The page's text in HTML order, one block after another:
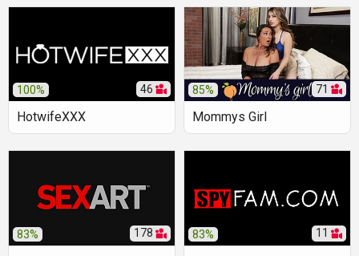
100% 46
HotwifeXXX
85% 71
Mommys Girl
83% 178 83% 11